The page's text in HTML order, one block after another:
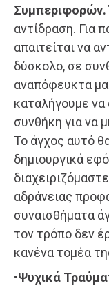
Συμπεριφορών.
αντίδραση. Για
απαιτείται να
δύσκολο, σε
αναπόφευκτα
καταλήγουμε να
συνθήκη για να
Το άγχος αυτό
δημιουργικά
αδράνειας
συναισθήματα
τον τρόπο δεν
κανένα τομέα
•Ψυχικά